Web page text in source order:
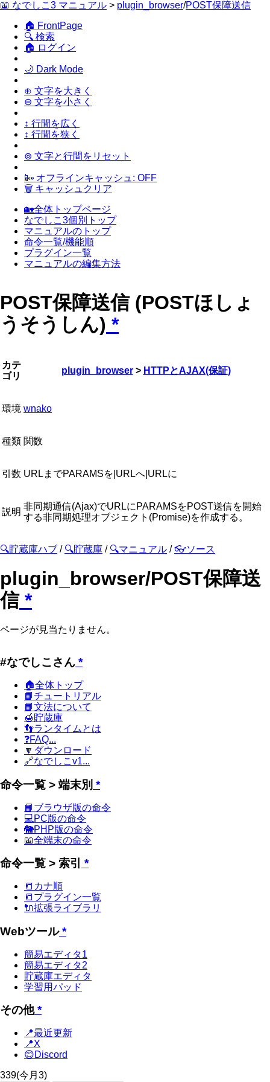
📖 なでしこ3 マニュアル > plugin_browser/POST保障送信
🏠 FrontPage
🔍 検索
🏠 ログイン
🌙 Dark Mode
⊕ 文字を大きく
⊖ 文字を小さく
↕ 行間を広く
↕ 行間を狭く
⊚ 文字と行間をリセット
📴 オフラインキャッシュ: OFF
🗑 キャッシュクリア
🏡全体トップページ
なでしこ3個別トップ
マニュアルのトップ
命令一覧/機能順
プラグイン一覧
マニュアルの編集方法
POST保障送信 (POSTほしょ
うそうしん) *
カテ
ゴリ
plugin_browser> HTTPとAJAX(保証)
環境 wnako
種類 関数
引数 URLまでPARAMSを|URLへ|URLに
説明
非同期通信(Ajax)でURLにPARAMSをPOST送信を開始
する非同期処理オブジェクト(Promise)を作成する。
🔍貯蔵庫ハブ / 🔍貯蔵庫 / 🔍マニュアル /👓ソース
plugin_browser/POST保障送
信*
ページが見当たりません。
#なでしこさん *
🏠全体トップ
📙チュートリアル
📙文法について
🍯貯蔵庫
👣ランタイムとは
❓FAQ...
🔽ダウンロード
🔗なでしこv1...
命令一覧 > 端末別 *
📙ブラウザ版の命令
💻PC版の命令
🐘PHP版の命令
📖全端末の命令
命令一覧 > 索引 *
📒カナ順
📒プラグイン一覧
🔌拡張ライブラリ
Webツール*
簡易エディタ1
簡易エディタ2
貯蔵庫エディタ
学習用パッド
その他*
📍最近更新
📍X
😊Discord
339(今月3)